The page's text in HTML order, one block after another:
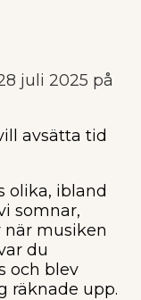
juli 2025 på
avsätta tid
olika, ibland
somnar,
musiken
du
och blev
räknade upp.